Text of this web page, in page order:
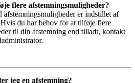
flere afstemningsmuligheder?
afstemningsmuligheder er indstillet af
du har behov for at tilføje flere
til din afstemning end tilladt, kontakt
jeg en afstemning?